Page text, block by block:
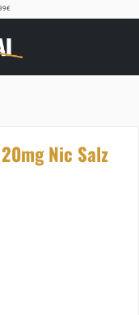
Nic Salz